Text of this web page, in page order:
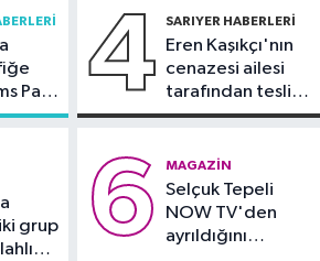
13:44
için adliyeye geldi
Esenyurt Haberleri
sahiplerinin evlerini temizliyor
Park
bazı
4 SARIYER HABERLERI
Eren Kaşıkçı'nın
cenazesi ailesi
tarafından teslim
alındı
grup
6 MAGAZIN
Selçuk Tepeli
NOW TV'den
ayrıldığını